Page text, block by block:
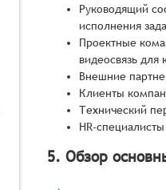
Руководящий
исполнения
Проектные
видеосвязь для
Внешние
Клиенты
Технический
HR-
5. Обзор